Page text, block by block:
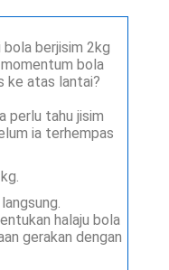
berjisim 2kg
bola
ke atas lantai?
perlu tahu jisim
ia terhempas
halaju bola
gerakan dengan